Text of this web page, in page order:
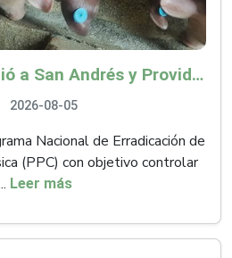
La OMSA reconoció a San Andrés y Providencia como zona libre de Peste Porcina Clásica (PPC)
2026-08-05
Nacional de Erradicación de
(PPC) con objetivo controlar
Leer más